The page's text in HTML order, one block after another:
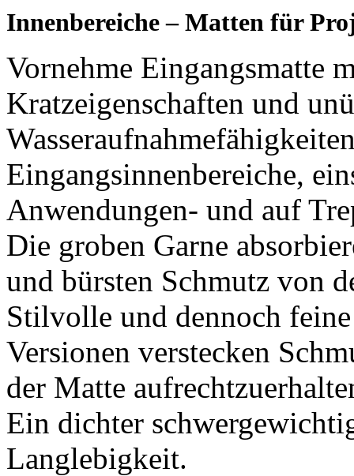
Innenbereiche – Matten für
Vornehme Eingangsmatte
Kratzeigenschaften und
Eingangsinnenbereiche,
Anwendungen- und auf
Die groben Garne
und bürsten Schmutz von
Stilvolle und dennoch
Versionen verstecken
der Matte
Ein dichter
Langlebigkeit.